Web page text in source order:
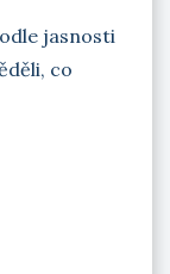
jasnosti
co